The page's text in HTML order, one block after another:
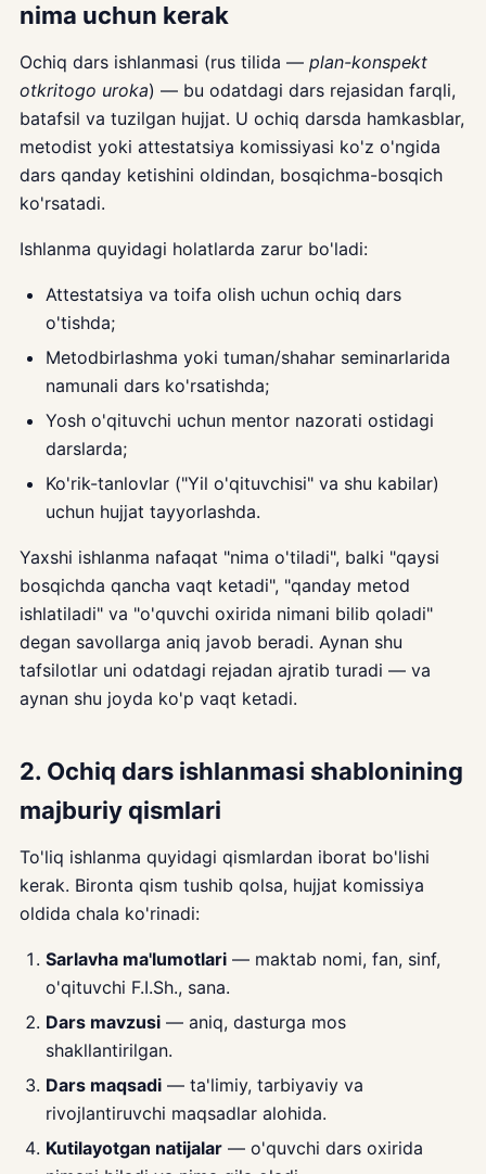
nima uchun kerak
Ochiq dars ishlanmasi (rus tilida — plan-konspekt
otkritogo uroka) — bu odatdagi dars rejasidan farqli,
batafsil va tuzilgan hujjat. U ochiq darsda hamkasblar,
metodist yoki attestatsiya komissiyasi ko'z o'ngida
dars qanday ketishini oldindan, bosqichma-bosqich
ko'rsatadi.
Ishlanma quyidagi holatlarda zarur bo'ladi:
Attestatsiya va toifa olish uchun ochiq dars
o'tishda;
Metodbirlashma yoki tuman/shahar seminarlarida
namunali dars ko'rsatishda;
Yosh o'qituvchi uchun mentor nazorati ostidagi
darslarda;
Ko'rik-tanlovlar ("Yil o'qituvchisi" va shu kabilar)
uchun hujjat tayyorlashda.
Yaxshi ishlanma nafaqat "nima o'tiladi", balki "qaysi
bosqichda qancha vaqt ketadi", "qanday metod
ishlatiladi" va "o'quvchi oxirida nimani bilib qoladi"
degan savollarga aniq javob beradi. Aynan shu
tafsilotlar uni odatdagi rejadan ajratib turadi — va
aynan shu joyda ko'p vaqt ketadi.
2. Ochiq dars ishlanmasi shablonining
majburiy qismlari
To'liq ishlanma quyidagi qismlardan iborat bo'lishi
kerak. Bironta qism tushib qolsa, hujjat komissiya
oldida chala ko'rinadi:
Sarlavha ma'lumotlari — maktab nomi, fan, sinf,
o'qituvchi F.I.Sh., sana.
Dars mavzusi — aniq, dasturga mos
shakllantirilgan.
Dars maqsadi — ta'limiy, tarbiyaviy va
rivojlantiruvchi maqsadlar alohida.
Kutilayotgan natijalar — o'quvchi dars oxirida